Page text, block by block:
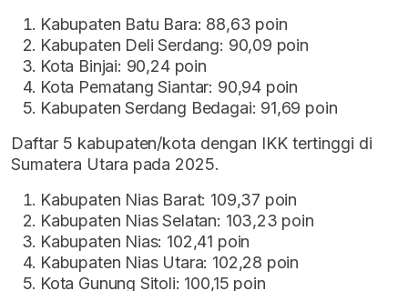
Kabupaten Batu Bara: 88,63 poin
Kabupaten Deli Serdang: 90,09 poin
Kota Binjai: 90,24 poin
Kota Pematang Siantar: 90,94 poin
Kabupaten Serdang Bedagai: 91,69 poin
Daftar 5 kabupaten/kota dengan IKK tertinggi di
Sumatera Utara pada 2025.
Kabupaten Nias Barat: 109,37 poin
Kabupaten Nias Selatan: 103,23 poin
Kabupaten Nias: 102,41 poin
Kabupaten Nias Utara: 102,28 poin
Kota Gunung Sitoli: 100,15 poin